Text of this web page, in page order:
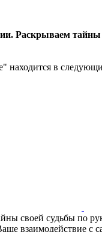
Раскрываем тайны
в
своей судьбы по
взаимодействие с